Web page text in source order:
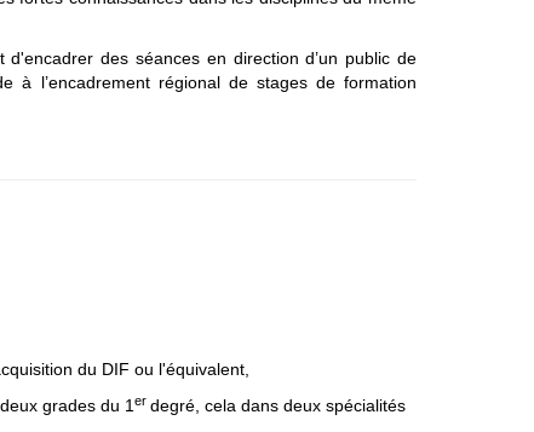
des séances en direction d’un public de
à l’encadrement régional de stages de formation
du DIF ou l'équivalent,
grades du 1 er degré, cela dans deux spécialités